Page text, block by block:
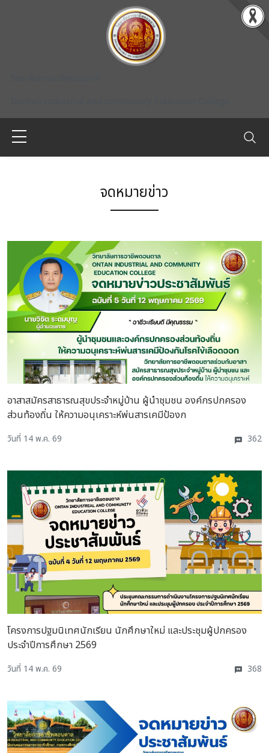
จดหมายข่าว
อาสาสมัครสาธารณสุขประจำหมู่บ้าน ผู้นำชุมชน องค์กรปกครอง
ส่วนท้องถิ่น ให้ความอนุเคราะห์พ่นสารเคมีป้องก
วันที่ 14 พ.ค. 69 362
โครงการปฐมนิเทศนักเรียน นักศึกษาใหม่ และประชุมผู้ปกครอง
ประจำปีการศึกษา 2569
วันที่ 14 พ.ค. 69 368